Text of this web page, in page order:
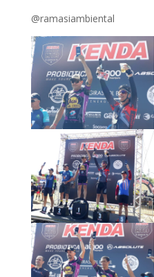
@ramasiambiental